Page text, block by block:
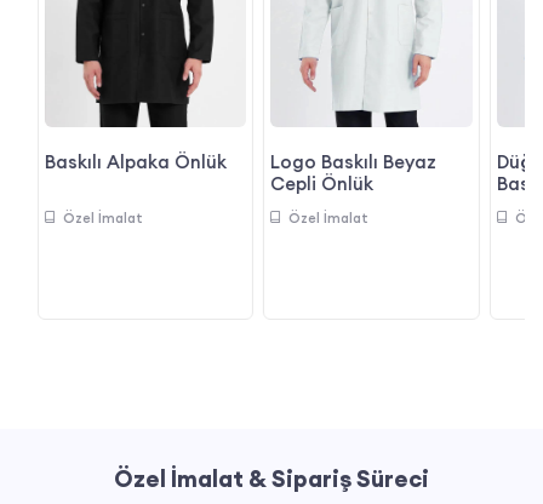
Baskılı Alpaka Önlük
Özel İmalat
Logo Baskılı Beyaz
Cepli Önlük
Özel İmalat
Özel İmalat & Sipariş Süreci